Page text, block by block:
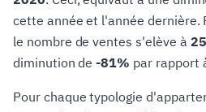
cette année et l'année dernière.
le nombre de ventes s'elève à
diminution de-81% par rapport
Pour chaque typologie